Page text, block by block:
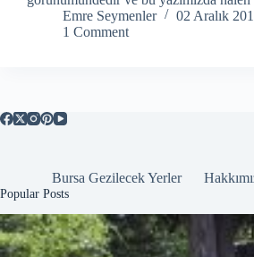
Emre Seymenler
02 Aralık
1 Comment
Bursa Gezilecek Yerler
Popular Posts